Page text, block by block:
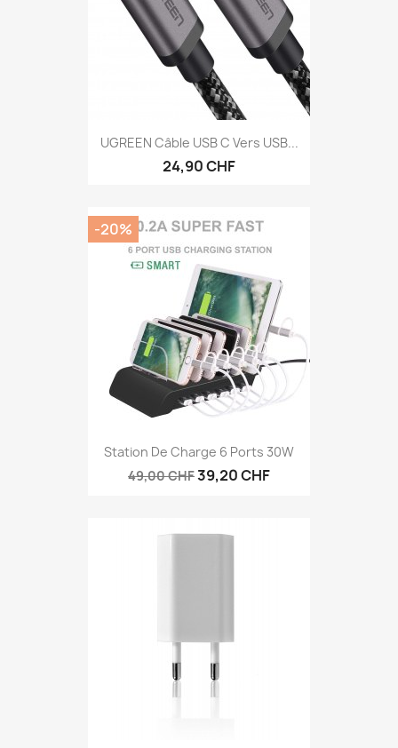
UGREEN Câble USB C Vers USB...
24,90 CHF
Station De Charge 6 Ports 30W
49,00 CHF39,20 CHF
-20%